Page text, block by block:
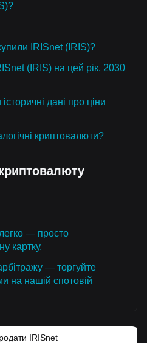
IRISnet (IRIS)?
(IRIS) на цей рік, 2030
дані про ціни
криптовалюти?
— просто
картку.
— торгуйте
на нашій спотовій
IRISnet